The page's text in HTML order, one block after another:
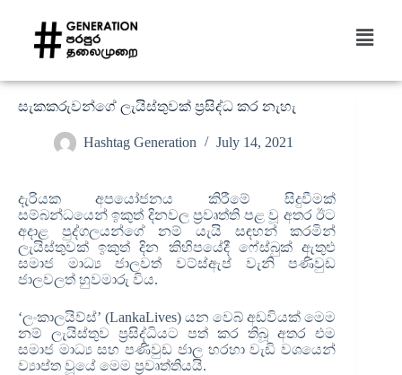
සැකකරුවන්ගේ ලැයිස්තුවක් ප්‍රසිද්ධ කර නැහැ
Hashtag Generation July 14, 2021
දැරියක අපයෝජනය කිරීමේ සිදුවීමක්
සම්බන්ධයෙන් ඉකුත් දිනවල ප්‍රවෘත්ති පළ වූ අතර ඊට
අදාළ පුද්ගලයන්ගේ නම් යැයි සඳහන් කරමින්
ලැයිස්තුවක් ඉකුත් දින කිහිපයේදී ෆේස්බුක් ඇතුළු
සමාජ මාධ්‍ය ජාලවත් වට්ස්ඇප් වැනි පණිවුඩ
ජාලවලත් හුවමාරු විය.
‘ලංකාලයිව්ස්’ (LankaLives) යන වෙබ් අඩවියක් මෙම
නම් ලැයිස්තුව ප්‍රසිද්ධියට පත් කර තිබූ අතර එම
සමාජ මාධ්‍ය සහ පණිවුඩ ජාල හරහා වැඩි වශයෙන්
ව්‍යාප්ත වූයේ මෙම ප්‍රවෘත්තියයි.